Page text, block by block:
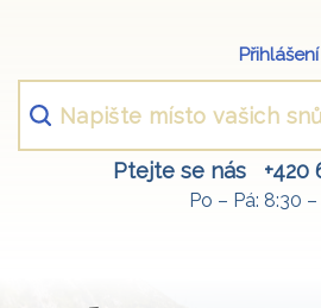
Přihlášení
Ptejte se nás +420
Po – Pá: 8:30